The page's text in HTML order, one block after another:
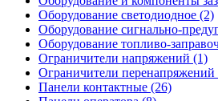
Оборудование светодиодное (2)
Оборудование сигнально-
Оборудование топливо-
Ограничители напряжений (1)
Ограничители перенапряжений
Панели контактные (26)